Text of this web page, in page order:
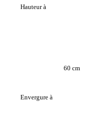
Hauteur à
Envergure à
60 cm